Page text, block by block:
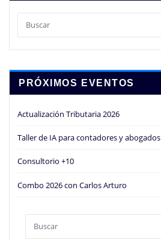
PRÓXIMOS EVENTOS
Actualización Tributaria 2026
Taller de IA para contadores y abogados
Consultorio +10
Combo 2026 con Carlos Arturo